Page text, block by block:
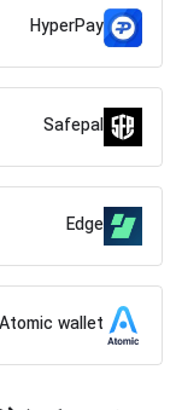
HyperPay
Safepal
Edge
Atomic wallet